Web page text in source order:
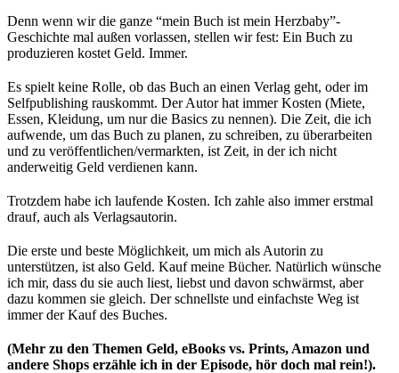
Denn wenn wir die ganze “mein Buch ist mein Herzbaby”-
Geschichte mal außen vorlassen, stellen wir fest: Ein Buch zu
produzieren kostet Geld. Immer.
Es spielt keine Rolle, ob das Buch an einen Verlag geht, oder im
Selfpublishing rauskommt. Der Autor hat immer Kosten (Miete,
Essen, Kleidung, um nur die Basics zu nennen). Die Zeit, die ich
aufwende, um das Buch zu planen, zu schreiben, zu überarbeiten
und zu veröffentlichen/vermarkten, ist Zeit, in der ich nicht
anderweitig Geld verdienen kann.
Trotzdem habe ich laufende Kosten. Ich zahle also immer erstmal
drauf, auch als Verlagsautorin.
Die erste und beste Möglichkeit, um mich als Autorin zu
unterstützen, ist also Geld. Kauf meine Bücher. Natürlich wünsche
ich mir, dass du sie auch liest, liebst und davon schwärmst, aber
dazu kommen sie gleich. Der schnellste und einfachste Weg ist
immer der Kauf des Buches.
(Mehr zu den Themen Geld, eBooks vs. Prints, Amazon und
andere Shops erzähle ich in der Episode, hör doch mal rein!).